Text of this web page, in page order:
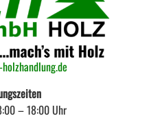
– 18:00 Uhr